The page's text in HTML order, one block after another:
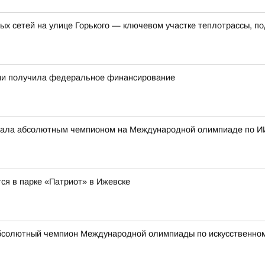
сетей на улице Горького — ключевом участке теплотрассы,
получила федеральное финансирование
абсолютным чемпионом на Международной олимпиаде по
в парке «Патриот» в Ижевске
чемпион Международной олимпиады по